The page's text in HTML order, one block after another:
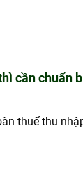
cần chuẩn
thuế thu